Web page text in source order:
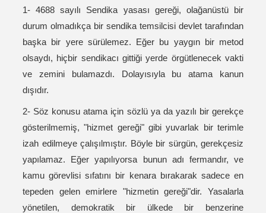
1- 4688 sayılı Sendika yasası gereği, olağanüstü bir
durum olmadıkça bir sendika temsilcisi devlet tarafından
başka bir yere sürülemez. Eğer bu yaygın bir metod
olsaydı, hiçbir sendikacı gittiği yerde örgütlenecek vakti
ve zemini bulamazdı. Dolayısıyla bu atama kanun
dışıdır.
2- Söz konusu atama için sözlü ya da yazılı bir gerekçe
gösterilmemiş, "hizmet gereği" gibi yuvarlak bir terimle
izah edilmeye çalışılmıştır. Böyle bir sürgün, gerekçesiz
yapılamaz. Eğer yapılıyorsa bunun adı fermandır, ve
kamu görevlisi sıfatını bir kenara bırakarak sadece en
tepeden gelen emirlere "hizmetin gereği"dir. Yasalarla
yönetilen, demokratik bir ülkede bir benzerine